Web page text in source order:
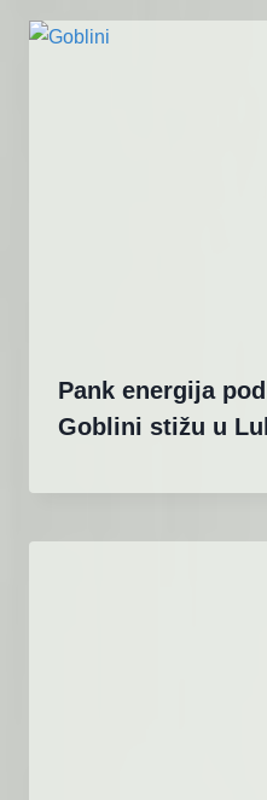
Pank energija
Goblini stižu u